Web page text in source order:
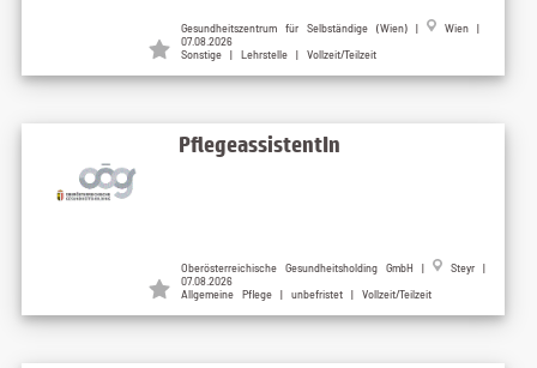
Gesundheitszentrum für Selbständige (Wien) |
Wien |
07.08.2026
Sonstige | Lehrstelle | Vollzeit/Teilzeit
PflegeassistentIn
Oberösterreichische Gesundheitsholding GmbH |
Steyr |
07.08.2026
Allgemeine Pflege | unbefristet | Vollzeit/Teilzeit